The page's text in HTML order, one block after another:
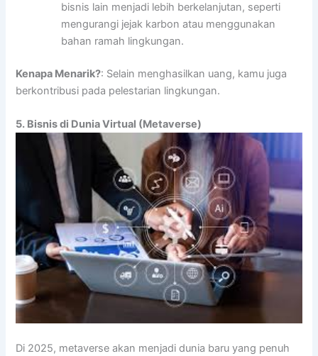
bisnis lain menjadi lebih berkelanjutan, seperti
mengurangi jejak karbon atau menggunakan
bahan ramah lingkungan.
Kenapa Menarik?: Selain menghasilkan uang, kamu juga
berkontribusi pada pelestarian lingkungan.
5. Bisnis di Dunia Virtual (Metaverse)
Di 2025, metaverse akan menjadi dunia baru yang penuh